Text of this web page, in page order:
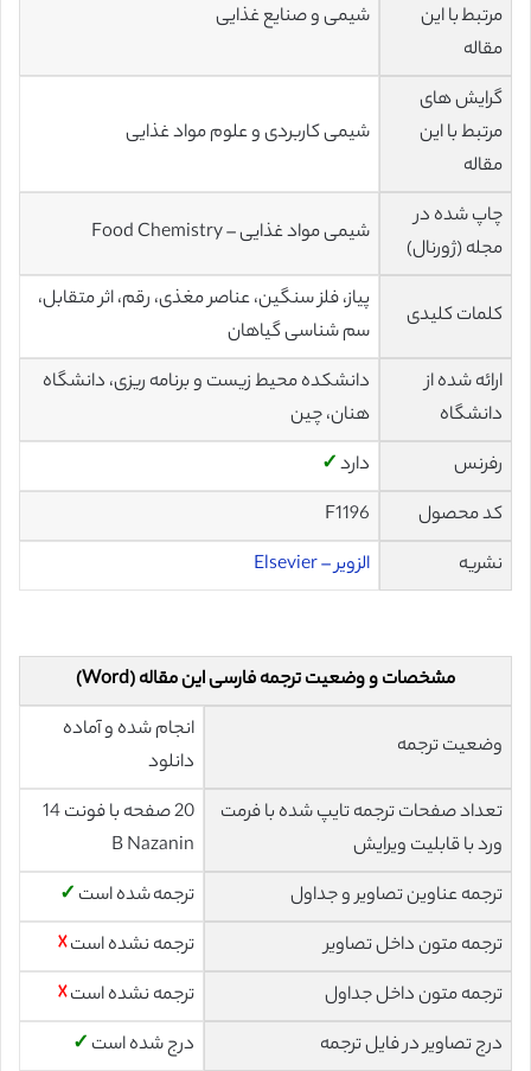
مرتبط با این
مقاله
شیمی و صنایع غذایی
گرایش های
مرتبط با این
مقاله
شیمی کاربردی و علوم مواد غذایی
چاپ شده در
مجله (ژورنال)
شیمی مواد غذایی – Food Chemistry
کلمات کلیدی
پیاز، فلز سنگین، عناصر مغذی، رقم، اثر متقابل،
سم شناسی گیاهان
ارائه شده از
دانشگاه
دانشکده محیط زیست و برنامه ریزی، دانشگاه
هنان، چین
رفرنس
دارد✓
کد محصول
F1196
نشریه
الزویر – Elsevier
مشخصات و وضعیت ترجمه فارسی این مقاله (Word)
وضعیت ترجمه
انجام شده و آماده
دانلود
تعداد صفحات ترجمه تایپ شده با فرمت
ورد با قابلیت ویرایش
20 صفحه با فونت 14
B Nazanin
ترجمه عناوین تصاویر و جداول
ترجمه شده است ✓
ترجمه متون داخل تصاویر
ترجمه نشده است☓
ترجمه متون داخل جداول
ترجمه نشده است☓
درج تصاویر در فایل ترجمه
درج شده است ✓